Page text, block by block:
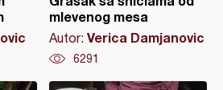
mlevenog mesa
Autor: Verica Damjanovic
6291